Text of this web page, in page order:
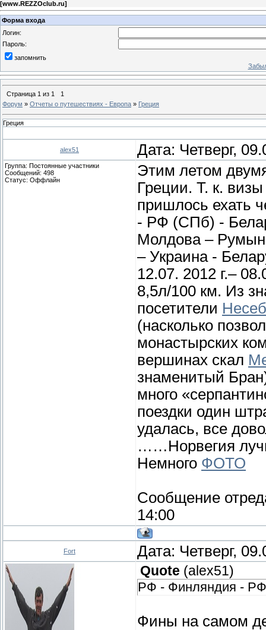
[www.REZZOclub.ru]
Форма входа
Логин:
Пароль:
запомнить
Страница 1 из 1
1
Форум » Отчеты о путешествиях - Европа » Греция
Греция
alex51 Дата: Четверг,
Группа: Постоянные участники
Сообщений: 498
Статус: Оффлайн
Этим летом
Греции. Т. к.
пришлось ехать
- РФ (СПб) -
Молдова –
– Украина -
12.07. 2012 г.–
8,5л/100 км. Из
посетители
(насколько
монастырских
вершинах скал
знаменитый
много
поездки один
удалась, все
……Норвегия
Немного ФОТО
Сообщение
14:00
Fort Дата: Четверг,
Quote (alex51)
РФ - Финляндия - РФ
Фины на самом